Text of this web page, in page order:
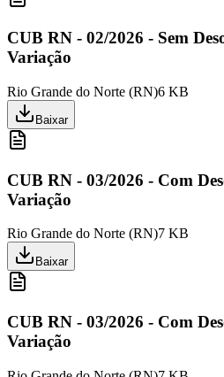
CUB RN - 02/2026 - Sem
Variação
Rio Grande do Norte (RN)6 KB
Baixar
CUB RN - 03/2026 - Com
Variação
Rio Grande do Norte (RN)7 KB
Baixar
CUB RN - 03/2026 - Com
Variação